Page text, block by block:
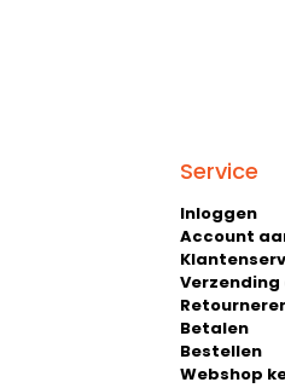
Service
Inloggen
Account
Betalen
Bestellen
Webshop